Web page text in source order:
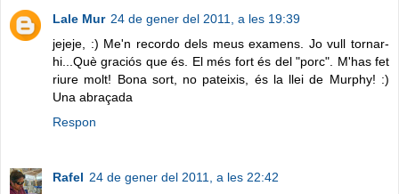
Lale Mur 24 de gener del 2011, a les 19:39
jejeje, :) Me'n recordo dels meus examens. Jo vull tornar-
hi...Què graciós que és. El més fort és del "porc". M'has fet
riure molt! Bona sort, no pateixis, és la llei de Murphy! :)
Una abraçada
Respon
Rafel 24 de gener del 2011, a les 22:42